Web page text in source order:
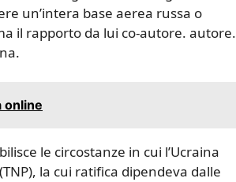
un’intera base aerea russa o
il rapporto da lui co-autore. autore.
online
le circostanze in cui l’Ucraina
la cui ratifica dipendeva dalle